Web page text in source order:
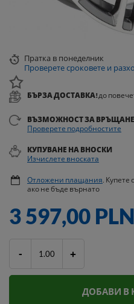
3 597,00 PLN
- +
ДОБАВИ В
Пратка в понеделник
Проверете сроковете и
БЪРЗА ДОСТАВКА!до
ВЪЗМОЖНОСТ ЗА
Проверете подробностите
КУПУВАНЕ НА ВНОСКИ
Изчислете вноската
Отложени плащания. Купете
ако не бъде върнато